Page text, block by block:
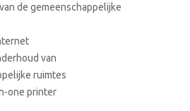
de gemeenschappelijke
van
ruimtes
one printer